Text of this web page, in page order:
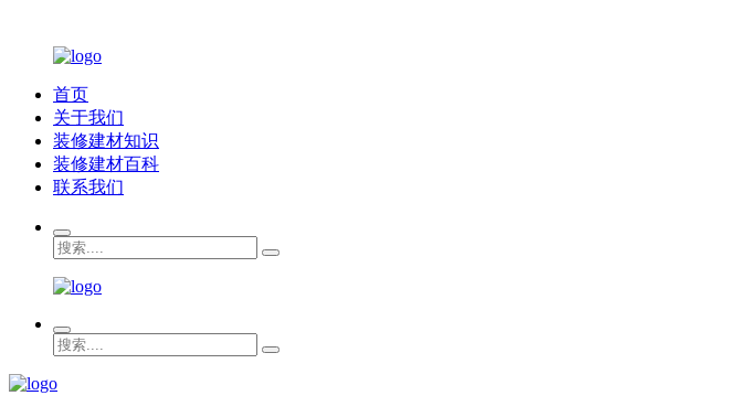
首页
关于我们
装修建材知识
装修建材百科
联系我们